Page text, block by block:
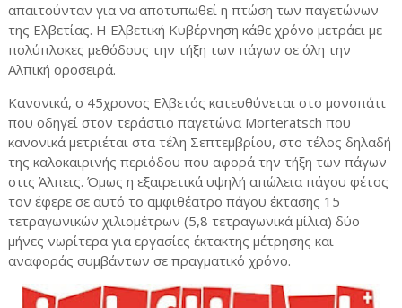
απαιτούνταν για να αποτυπωθεί η πτώση των παγετώνων
της Ελβετίας. Η Ελβετική Κυβέρνηση κάθε χρόνο μετράει με
πολύπλοκες μεθόδους την τήξη των πάγων σε όλη την
Αλπική οροσειρά.
Κανονικά, ο 45χρονος Ελβετός κατευθύνεται στο μονοπάτι
που οδηγεί στον τεράστιο παγετώνα Morteratsch που
κανονικά μετριέται στα τέλη Σεπτεμβρίου, στο τέλος δηλαδή
της καλοκαιρινής περιόδου που αφορά την τήξη των πάγων
στις Άλπεις. Όμως η εξαιρετικά υψηλή απώλεια πάγου φέτος
τον έφερε σε αυτό το αμφιθέατρο πάγου έκτασης 15
τετραγωνικών χιλιομέτρων (5,8 τετραγωνικά μίλια) δύο
μήνες νωρίτερα για εργασίες έκτακτης μέτρησης και
αναφοράς συμβάντων σε πραγματικό χρόνο.